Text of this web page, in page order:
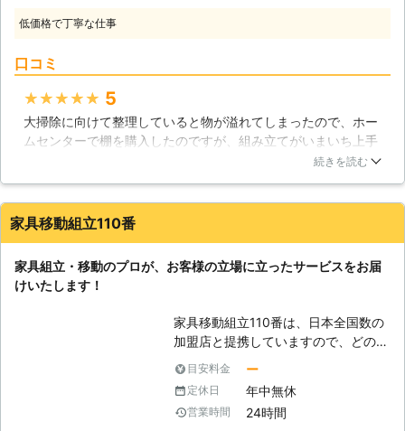
具の目安となる重さをご存知でしょう
か。ダンベルなどとは違い、持ちにく
い物が多々あります。ある程度の重さ
を知っておくことで、出来る出来ない
の判断材料にしていただき、出来ない
びになる際は、周囲への配慮やお怪我
をなさらぬようにお気を付けくださ
5kg、ビジネスチェア20kg ・机の場
合 座敷机35k、一枚板天板60kg ・ソ
ファ、ベッドの場合 3人掛けソファ
50kg、木製シングルベッド（収納な
し）40kg ※素材や形状により異な
り、あくまで目安となっております。
低価格で丁寧な仕事
口コミ
★★★★★ 5
大掃除に向けて整理していると物が溢れてしまったので、ホー
ムセンターで棚を購入したのですが、組み立てがいまいち上手
くいかずこちらにお願いして家具を組み立てて頂きました。細
下さりありがたいです。次の件があったようであんまり時間を
取らずに帰られました。説明もパパッとこなすのも良いのです
群馬県 佐波郡玉村町
続きを読む
家具移動組立110番
家具組立・移動のプロが、お客様の立場に立ったサービスをお届
けいたします！
家具移動組立110番は、日本全国数の
加盟店と提携していますので、どの地
方にお住まいのお客様でも迅速に対応
いたします。 コールセンターでは24
時間365日年中無休でお電話を受け付
けています。 深夜でも早朝でもお客
目安料金 ー
定休日 年中無休
営業時間 24時間